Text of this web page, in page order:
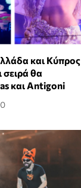
και Κύπρος
σειρά θα
και Antigoni